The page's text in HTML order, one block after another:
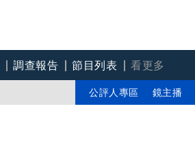
調查報告 節目列表
看更多
公評人專區 鏡主播